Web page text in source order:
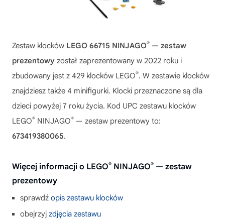
Zestaw klocków LEGO 66715 NINJAGO® — zestaw
prezentowy został zaprezentowany w 2022 roku i
zbudowany jest z 429 klocków LEGO®. W zestawie klocków
znajdziesz także 4 minifigurki. Klocki przeznaczone są dla
dzieci powyżej 7 roku życia. Kod UPC zestawu klocków
LEGO® NINJAGO® — zestaw prezentowy to:
673419380065.
Więcej informacji o LEGO® NINJAGO® — zestaw
prezentowy
sprawdź opis zestawu klocków
obejrzyj zdjęcia zestawu